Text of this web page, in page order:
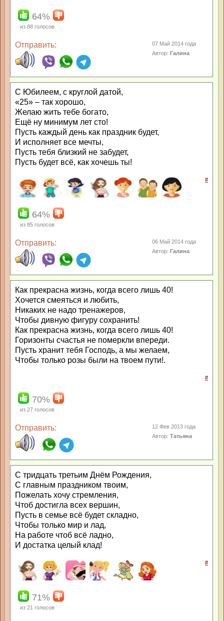
64%
из 88 голосов
Отправить:
07 Май 2014 года
Автор:Галина
С Юбилеем, с круглой датой,
«25» – так хорошо,
Желаю жить тебе богато,
Ещё ну минимум лет сто!
Пусть каждый день как праздник будет,
И исполняет все мечты,
Пусть тебя близкий не забудет,
Пусть будет всё, как хочешь ты!
#
64%
из 85 голосов
Отправить:
06 Май 2014 года
Автор:Галина
Как прекрасна жизнь, когда всего лишь 40!
Хочется смеяться и любить,
Никаких не надо тренажеров,
Чтобы дивную фигуру сохранить!
Как прекрасна жизнь, когда всего лишь 40!
Горизонты счастья не померкли впереди.
Пусть хранит тебя Господь, а мы желаем,
Чтобы только розы были на твоем пути!.
#
70%
из 27 голосов
Отправить:
12 Фев 2013 года
Автор:Татьяна
С тридцать третьим Днём Рождения,
С главным праздником твоим,
Пожелать хочу стремления,
Чтоб достигла всех вершин,
Пусть в семье всё будет складно,
Чтобы только мир и лад,
На работе чтоб всё ладно,
И достатка целый клад!
#
71%
из 21 голосов